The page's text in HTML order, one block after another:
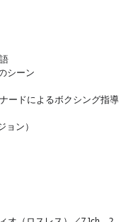
シーン
ードによるボクシング指導
ン）